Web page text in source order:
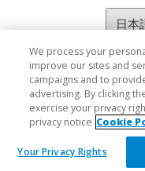
We process your
improve our sites and
campaigns and to
advertising. By clicking
exercise your privacy
privacy notice Cookie
Your Privacy Rights